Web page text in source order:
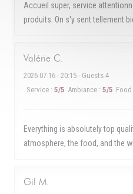
Accueil super, service
produits. On s'y sent tellement
Valérie C
2026-07-16 - 20:15 - Guests 4
Service : 5/5 Ambiance : 5/5 Food
Everything is absolutely top
atmosphere, the food, and the
Gil M